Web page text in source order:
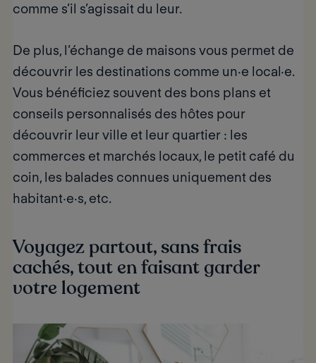
comme s’il s’agissait du leur.
De plus, l’échange de maisons vous permet de
découvrir les destinations comme un·e local·e.
Vous bénéficiez souvent des bons plans et
conseils personnalisés des hôtes pour
découvrir leur ville et leur quartier : les
commerces et marchés locaux, le petit café du
coin, les balades connues uniquement des
habitant·e·s, etc.
Voyagez partout, sans frais
cachés, tout en faisant garder
votre logement